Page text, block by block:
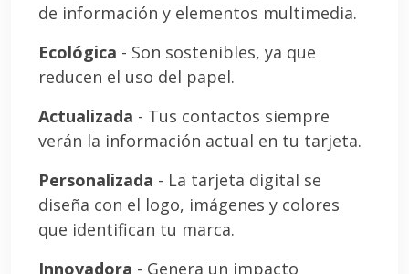
de información y elementos multimedia.
Ecológica - Son sostenibles, ya que
reducen el uso del papel.
Actualizada - Tus contactos siempre
verán la información actual en tu tarjeta.
Personalizada - La tarjeta digital se
diseña con el logo, imágenes y colores
que identifican tu marca.
Innovadora - Genera un impacto